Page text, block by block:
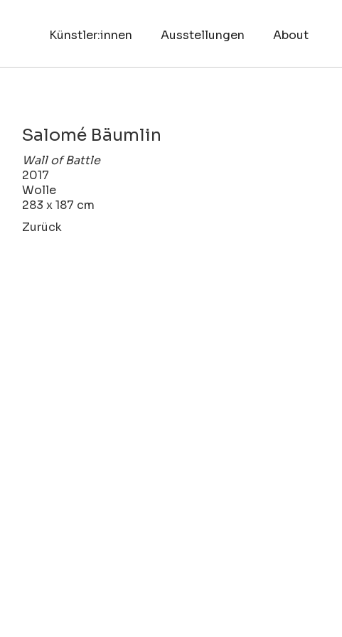
Künstler:innen Ausstellungen About
Salomé Bäumlin
Wall of Battle
2017
Wolle
283 x 187 cm
Zurück